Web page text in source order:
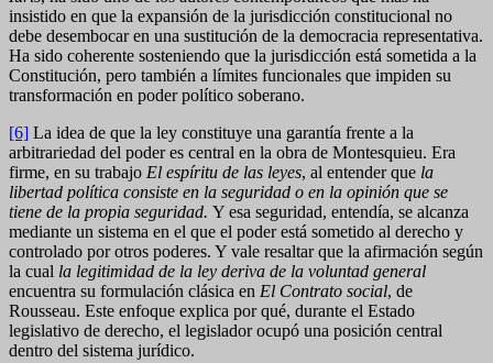
insistido en que la expansión de la jurisdicción constitucional no
debe desembocar en una sustitución de la democracia representativa.
Ha sido coherente sosteniendo que la jurisdicción está sometida a la
Constitución, pero también a límites funcionales que impiden su
transformación en poder político soberano.
[6] La idea de que la ley constituye una garantía frente a la
arbitrariedad del poder es central en la obra de Montesquieu. Era
firme, en su trabajo El espíritu de las leyes, al entender que la
libertad política consiste en la seguridad o en la opinión que se
tiene de la propia seguridad. Y esa seguridad, entendía, se alcanza
mediante un sistema en el que el poder está sometido al derecho y
controlado por otros poderes. Y vale resaltar que la afirmación según
la cual la legitimidad de la ley deriva de la voluntad general
encuentra su formulación clásica en El Contrato social, de
Rousseau. Este enfoque explica por qué, durante el Estado
legislativo de derecho, el legislador ocupó una posición central
dentro del sistema jurídico.